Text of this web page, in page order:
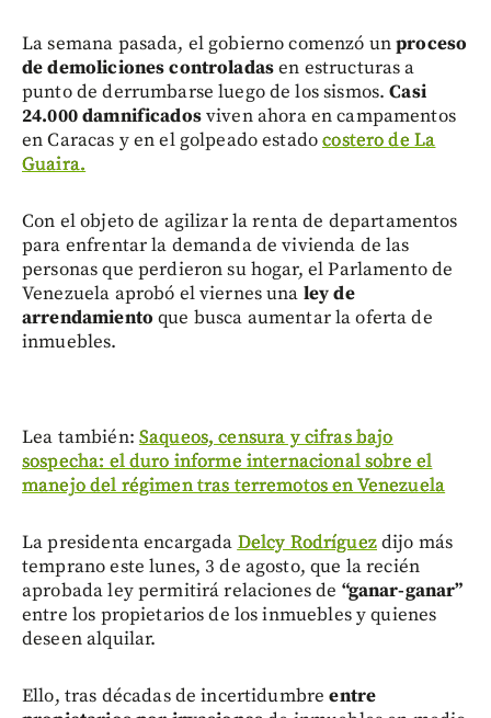
La semana pasada, el gobierno comenzó unproceso
de demoliciones controladasen estructuras a
punto de derrumbarse luego de los sismos.Casi
24.000 damnificadosviven ahora en campamentos
en Caracas y en el golpeado estadocostero de La
Guaira.
Con el objeto de agilizar la renta de departamentos
para enfrentar la demanda de vivienda de las
personas que perdieron su hogar, el Parlamento de
Venezuela aprobó el viernes una ley de
arrendamiento que busca aumentar la oferta de
inmuebles.
Lea también: Saqueos, censura y cifras bajo
sospecha: el duro informe internacional sobre el
manejo del régimen tras terremotos en Venezuela
La presidenta encargada Delcy Rodríguezdijo más
temprano este lunes, 3 de agosto, que la recién
aprobada ley permitirá relaciones de “ganar-ganar”
entre los propietarios de los inmuebles y quienes
deseen alquilar.
Ello, tras décadas de incertidumbre entre